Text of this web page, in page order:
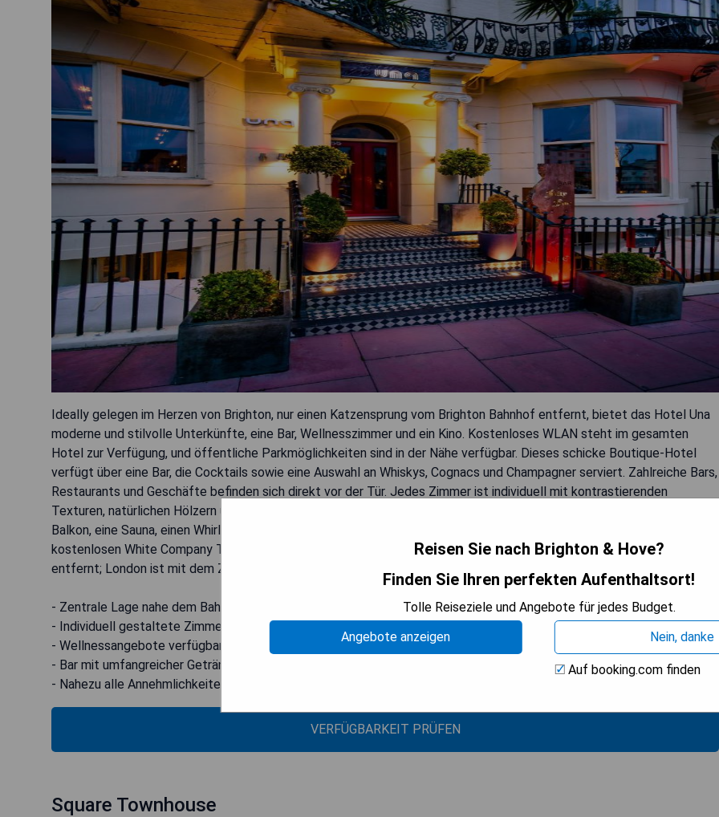
Ideally gelegen im Herzen von Brighton, nur einen Katzensprung vom Brighton Bahnhof entfernt, bietet das Hotel Una
moderne und stilvolle Unterkünfte, eine Bar, Wellnesszimmer und ein Kino. Kostenloses WLAN steht im gesamten
Hotel zur Verfügung, und öffentliche Parkmöglichkeiten sind in der Nähe verfügbar. Dieses schicke Boutique-Hotel
verfügt über eine Bar, die Cocktails sowie eine Auswahl an Whiskys, Cognacs und Champagner serviert. Zahlreiche Bars,
Restaurants und Geschäfte befinden sich direkt vor der Tür. Jedes Zimmer ist individuell mit kontrastierenden
Texturen, natürlichen Hölzern und moderner Kunst gestaltet. Einige Zimmer bieten besondere Merkmale wie einen
Balkon, eine Sauna, einen Whirlpool oder eine freistehende Badewanne. Alle Zimmer sind mit einem Flachbild-TV und
kostenlosen White Company Toilettenartikeln ausgestattet. Der weltberühmte Brighton Pier ist nur 20 Gehminuten
entfernt; London ist mit dem Zug in nur einer Stunde erreichbar.
- Zentrale Lage nahe dem Bahnhof
- Individuell gestaltete Zimmer
- Wellnessangebote verfügbar
- Bar mit umfangreicher Getränkekarte
- Nahezu alle Annehmlichkeiten für einen komfortablen Aufenthalt
VERFÜGBARKEIT PRÜFEN
Square Townhouse
Reisen Sie nach Brighton & Hove?
Finden Sie Ihren perfekten Aufenthaltsort!
Tolle Reiseziele und Angebote für jedes Budget.
Angebote anzeigen
Nein, danke
Auf booking.com finden